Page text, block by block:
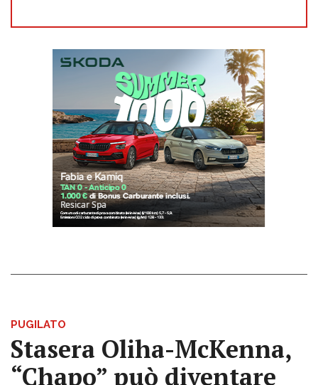
PUGILATO
Stasera Oliha-McKenna,
“Chapo” può diventare